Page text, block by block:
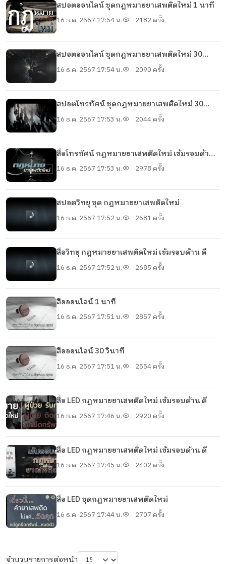
สปอตออนไลน์ ชุดกฎหมายยาเสพติดใหม่ 1 นาที
16 ธ.ค. 2567 17:54 น. 2182 ครั้ง
สปอตออนไลน์ ชุดกฎหมายยาเสพติดใหม่ 30
วินาที
16 ธ.ค. 2567 17:54 น. 2090 ครั้ง
สปอตโทรทัศน์ ชุดกฎหมายยาเสพติดใหม่ 30
วินาที
16 ธ.ค. 2567 17:53 น. 2044 ครั้ง
สื่อโทรทัศน์ กฎหมายยาเสพติดใหม่ เข้มรอบด้าน
ดี
16 ธ.ค. 2567 17:53 น. 2978 ครั้ง
สปอตวิทยุ ชุด กฎหมายยาเสพติดใหม่
16 ธ.ค. 2567 17:52 น. 2681 ครั้ง
สื่อวิทยุ กฎหมายยาเสพติดใหม่ เข้มรอบด้าน ดี
16 ธ.ค. 2567 17:52 น. 2685 ครั้ง
สื่อออนไลน์ 1 นาที
16 ธ.ค. 2567 17:51 น. 2857 ครั้ง
สื่อออนไลน์ 30 วินาที
16 ธ.ค. 2567 17:51 น. 2554 ครั้ง
สื่อ LED กฎหมายยาเสพติดใหม่ เข้มรอบด้าน ดี
16 ธ.ค. 2567 17:46 น. 2920 ครั้ง
สื่อ LED กฎหมายยาเสพติดใหม่ เข้มรอบด้าน ดี
16 ธ.ค. 2567 17:45 น. 2402 ครั้ง
สื่อ LED ชุดกฎหมายยาเสพติดใหม่
16 ธ.ค. 2567 17:44 น. 2707 ครั้ง
จำนวนรายการต่อหน้า